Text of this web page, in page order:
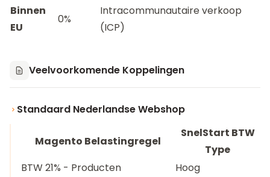
Binnen
EU
0%
Intracommunautaire verkoop
(ICP)
Veelvoorkomende Koppelingen
Standaard Nederlandse Webshop
Magento Belastingregel
SnelStart BTW
Type
BTW 21% - Producten
Hoog